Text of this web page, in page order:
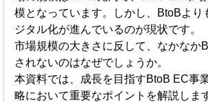
模となっています。しかし、BtoBより
ジタル化が進んでいるのが現状です。
市場規模の大きさに反して、なかなか
されないのはなぜでしょうか。
本資料では、成長を目指すBtoB EC事
略において重要なポイントを解説しま